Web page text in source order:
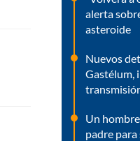
alerta
asteroide
Nuevos
Gastélum,
Un
padre